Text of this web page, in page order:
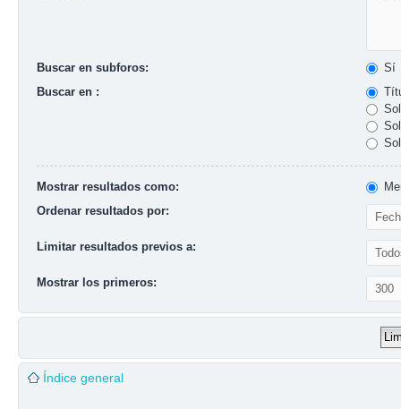
Buscar en subforos:
Sí
Buscar en :
Mostrar resultados como:
Ordenar resultados por:
Limitar resultados previos a:
Mostrar los primeros:
Índice general